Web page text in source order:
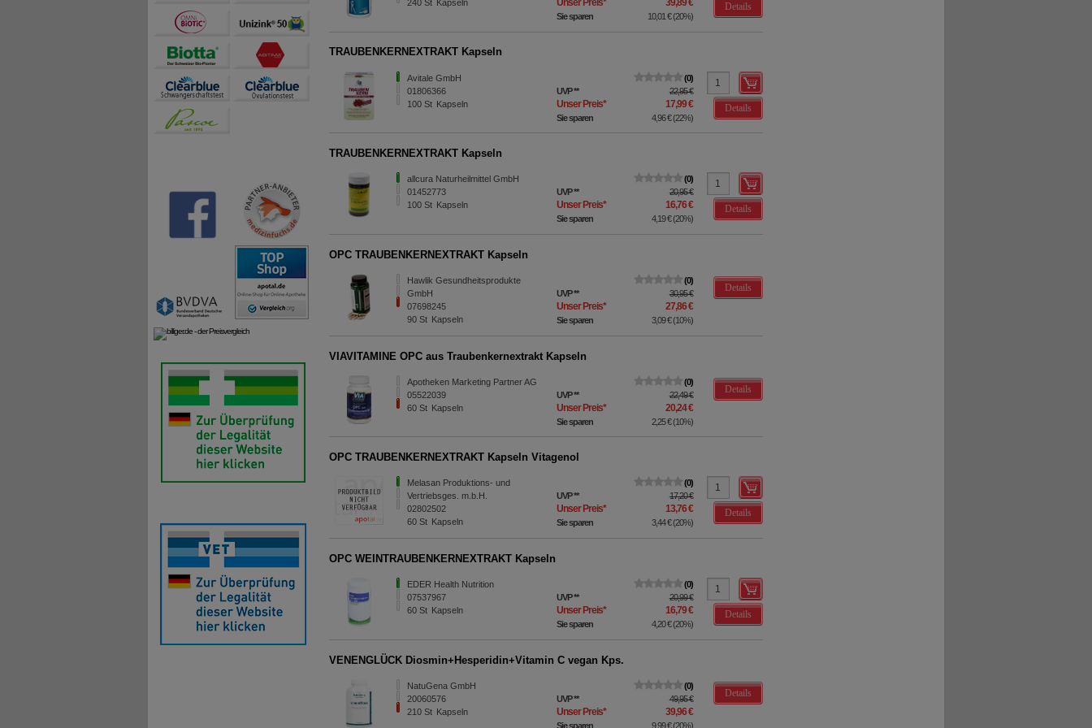
240St Kapseln Unser Preis* 39,89 €
Sie sparen 10,01 €(20%)
Details
TRAUBENKERNEXTRAKT Kapseln
Avitale GmbH
01806366
100St Kapseln
0
UVP** 22,95 €
Unser Preis* 17,99 €
Sie sparen 4,96 €(22%)
Details
TRAUBENKERNEXTRAKT Kapseln
allcura Naturheilmittel GmbH
01452773
100St Kapseln
0
UVP** 20,95 €
Unser Preis* 16,76 €
Sie sparen 4,19 €(20%)
Details
OPC TRAUBENKERNEXTRAKT Kapseln
Hawlik Gesundheitsprodukte
GmbH
07698245
90St Kapseln
0
UVP** 30,95 €
Unser Preis* 27,86 €
Sie sparen 3,09 €(10%)
Details
VIAVITAMINE OPC aus Traubenkernextrakt Kapseln
Apotheken Marketing Partner AG
05522039
60St Kapseln
0
UVP** 22,49 €
Unser Preis* 20,24 €
Sie sparen 2,25 €(10%)
Details
OPC TRAUBENKERNEXTRAKT Kapseln Vitagenol
Melasan Produktions- und
Vertriebsges. m.b.H.
02802502
60St Kapseln
0
UVP** 17,20 €
Unser Preis* 13,76 €
Sie sparen 3,44 €(20%)
Details
OPC WEINTRAUBENKERNEXTRAKT Kapseln
EDER Health Nutrition
07537967
60St Kapseln
0
UVP** 20,99 €
Unser Preis* 16,79 €
Sie sparen 4,20 €(20%)
Details
VENENGLÜCK Diosmin+Hesperidin+Vitamin C vegan Kps.
NatuGena GmbH
20060576
210St Kapseln
0
UVP** 49,95 €
Unser Preis* 39,96 €
Sie sparen 9,99 €(20%)
Details